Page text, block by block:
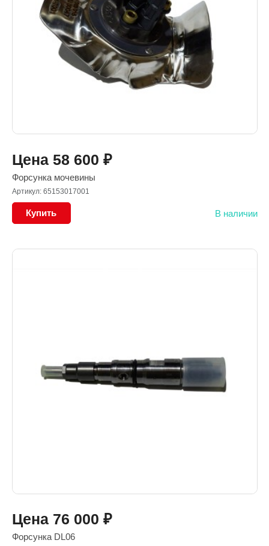
Цена 58 600 ₽
Форсунка мочевины
Артикул: 65153017001
Купить В наличии
Цена 76 000 ₽
Форсунка DL06